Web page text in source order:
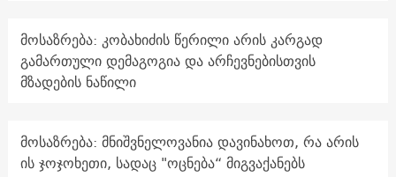
მოსაზრება: კობახიძის წერილი არის კარგად
გამართული დემაგოგია და არჩევნებისთვის
მზადების ნაწილი
მოსაზრება: მნიშვნელოვანია დავინახოთ, რა არის
ის ჯოჯოხეთი, სადაც "ოცნება“ მიგვაქანებს